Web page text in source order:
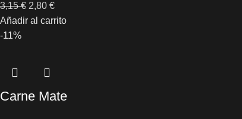
3,15€ 2,80 €
Añadir al carrito
-11%
Carne Mate